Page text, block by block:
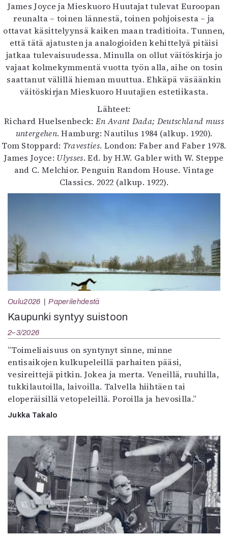
James Joyce ja Mieskuoro Huutajat tulevat Euroopan
reunalta – toinen lännestä, toinen pohjoisesta – ja
ottavat käsittelyynsä kaiken maan traditioita. Tunnen,
että tätä ajatusten ja analogioiden kehittelyä pitäisi
jatkaa tulevaisuudessa. Minulla on ollut väitöskirja jo
vajaat kolmekymmentä vuotta työn alla, aihe on tosin
saattanut välillä hieman muuttua. Ehkäpä väsäänkin
väitöskirjan Mieskuoro Huutajien estetiikasta.
Lähteet:
Richard Huelsenbeck: En Avant Dada; Deutschland muss
untergehen. Hamburg: Nautilus 1984 (alkup. 1920).
Tom Stoppard: Travesties. London: Faber and Faber 1978.
James Joyce: Ulysses. Ed. by H.W. Gabler with W. Steppe
and C. Melchior. Penguin Random House. Vintage
Classics. 2022 (alkup. 1922).
Oulu2026 Paperilehdestä
Kaupunki syntyy suistoon
2–3/2026
”Toimeliaisuus on syntynyt sinne, minne
entisaikojen kulkupeleillä parhaiten pääsi,
vesireittejä pitkin. Jokea ja merta. Veneillä, ruuhilla,
tukkilautoilla, laivoilla. Talvella hiihtäen tai
eloperäisillä vetopeleillä. Poroilla ja hevosilla.”
Jukka Takalo